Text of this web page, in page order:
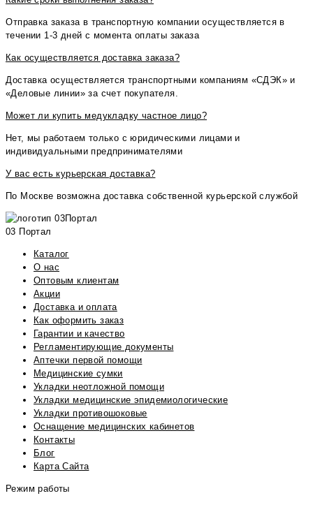
⁠Отправка заказа в транспортную компании осуществляется в
течении 1-3 дней с момента оплаты заказа
Как осуществляется доставка заказа?
⁠Доставка осуществляется транспортными компаниям «СДЭК» и
«Деловые линии» за счет покупателя.
Может ли купить медукладку частное лицо?
Нет, мы работаем только с юридическими лицами и
индивидуальными предпринимателями
У вас есть курьерская доставка?
По Москве возможна доставка собственной курьерской службой
03 Портал
Каталог
О нас
Оптовым клиентам
Акции
Доставка и оплата
Как оформить заказ
Гарантии и качество
Регламентирующие документы
Аптечки первой помощи
Медицинские сумки
Укладки неотложной помощи
Укладки медицинские эпидемиологические
Укладки противошоковые
Оснащение медицинских кабинетов
Контакты
Блог
Карта Сайта
Режим работы